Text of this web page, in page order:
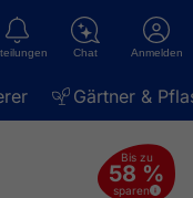
Anmelden
Chat
Gärtner &
Bis zu
58 %
sparen